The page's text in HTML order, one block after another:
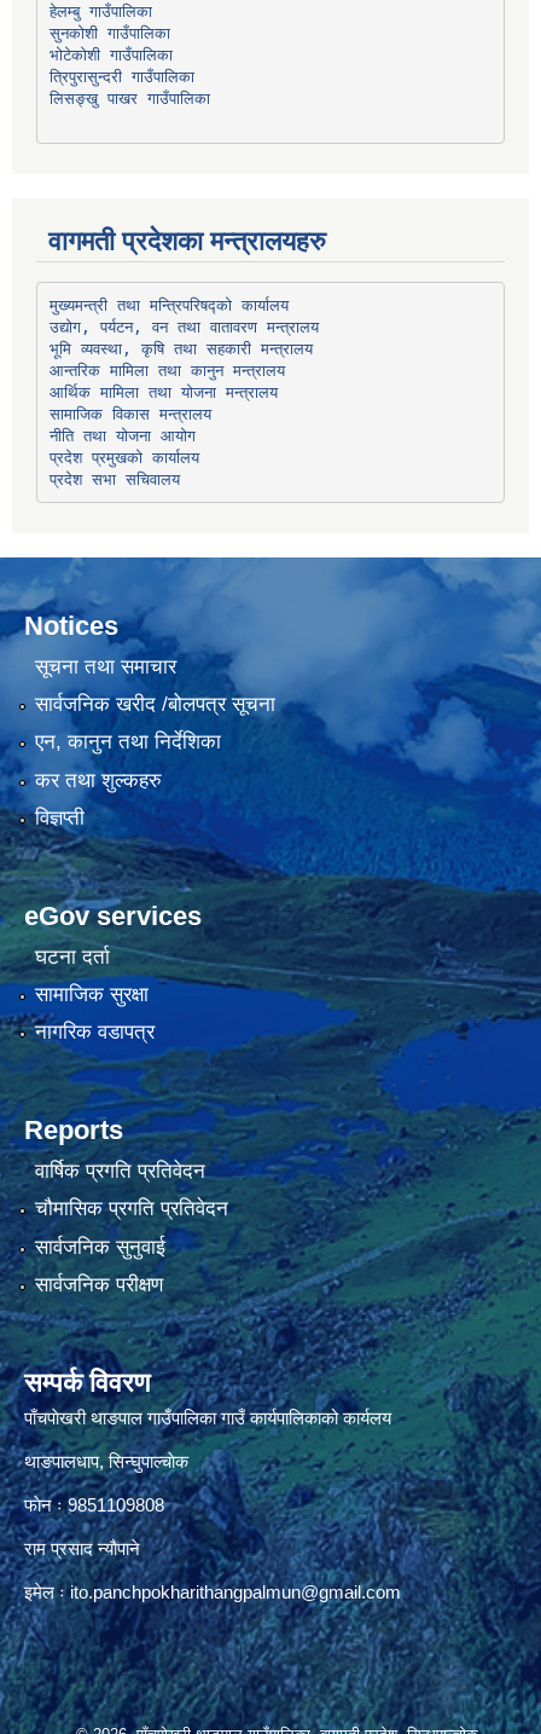
हेलम्बु गाउँपालिका
सुनकोशी गाउँपालिका
भोटेकोशी गाउँपालिका
त्रिपुरासुन्दरी गाउँपालिका
लिसङ्खु पाखर गाउँपालिका
वागमती प्रदेशका मन्त्रालयहरु
मुख्यमन्त्री तथा मन्त्रिपरिषद्को कार्यालय
उद्योग, पर्यटन, वन तथा वातावरण मन्त्रालय
भूमि व्यवस्था, कृषि तथा सहकारी मन्त्रालय
आन्तरिक मामिला तथा कानुन मन्त्रालय
आर्थिक मामिला तथा योजना मन्त्रालय
सामाजिक विकास मन्त्रालय
नीति तथा योजना आयोग
प्रदेश प्रमुखको कार्यालय
प्रदेश सभा सचिवालय
Notices
सूचना तथा समाचार
सार्वजनिक खरीद /बोलपत्र सूचना
एन, कानुन तथा निर्देशिका
कर तथा शुल्कहरु
विज्ञप्ती
eGov services
घटना दर्ता
सामाजिक सुरक्षा
नागरिक वडापत्र
Reports
वार्षिक प्रगति प्रतिवेदन
चौमासिक प्रगति प्रतिवेदन
सार्वजनिक सुनुवाई
सार्वजनिक परीक्षण
सम्पर्क विवरण
पाँचपाेखरी थाङपाल गाउँपालिका गाउँ कार्यपालिकाको कार्यलय
थाङपालधाप, सिन्घुपाल्चाेक
फाेन ः 9851109808
राम प्रसाद न्याैपाने
इमेल ःito.panchpokharithangpalmun@gmail.com